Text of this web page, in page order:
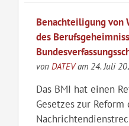
Benachteiligung von
des
von DATEVam 24. Juli
Das BMI hat einen
Gesetzes zur Reform